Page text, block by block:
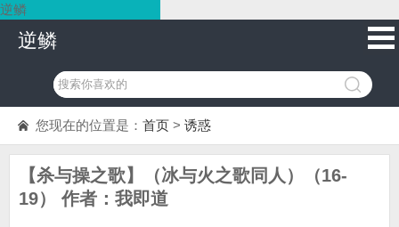
逆鳞
逆鳞
您现在的位置是： 首页 > 诱惑
【杀与操之歌】（冰与火之歌同人）（16-
19） 作者：我即道